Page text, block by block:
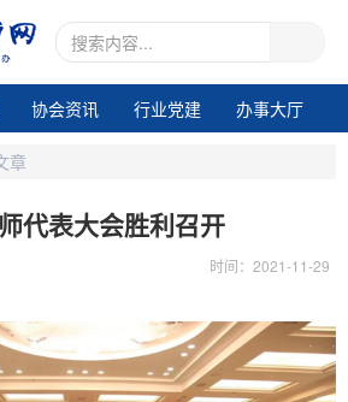
协会资讯 行业党建
办事大厅
章
代表大会胜利召开
时间：2021-11-29